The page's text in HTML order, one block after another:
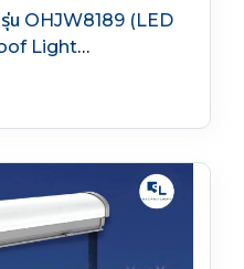
รุ่น OHJW8189 (LED
Light